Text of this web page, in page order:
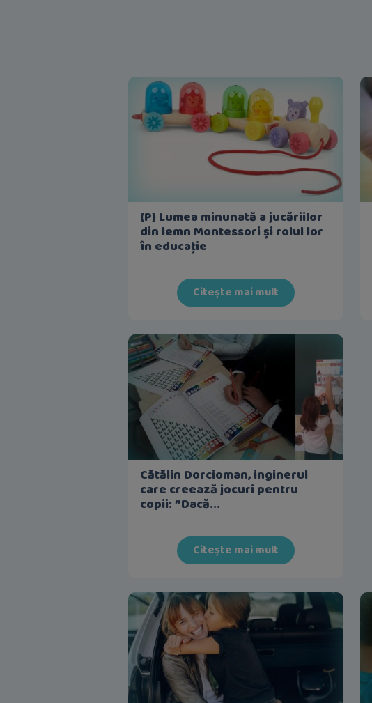
(P) Lumea minunată a jucăriilor
din lemn Montessori și rolul lor
în educație
Citește mai mult
Cătălin Dorcioman, inginerul
care creează jocuri pentru
copii: ”Dacă...
Citește mai mult